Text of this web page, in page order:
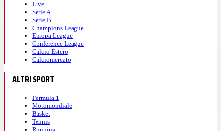
Live
Serie A
Serie B
Champions League
Europa League
Conference League
Calcio Estero
Calciomercato
ALTRI SPORT
Formula 1
Motomondiale
Basket
Tennis
Running